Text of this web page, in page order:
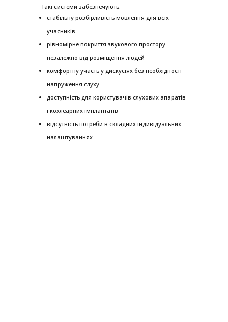
Такі системи забезпечують:
стабільну розбірливість мовлення для всіх
учасників
рівномірне покриття звукового простору
незалежно від розміщення людей
комфортну участь у дискусіях без необхідності
напруження слуху
доступність для користувачів слухових апаратів
і кохлеарних імплантатів
відсутність потреби в складних індивідуальних
налаштуваннях